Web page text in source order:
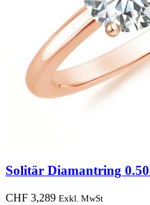
Solitär Diamantring
CHF 3,289 Exkl. MwSt